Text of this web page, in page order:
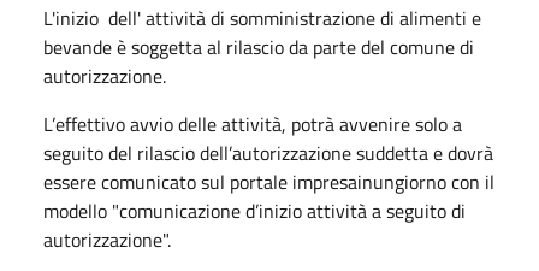
L'inizio dell' attività di somministrazione di alimenti e
bevande è soggetta al rilascio da parte del comune di
autorizzazione.
L’effettivo avvio delle attività, potrà avvenire solo a
seguito del rilascio dell’autorizzazione suddetta e dovrà
essere comunicato sul portale impresainungiorno con il
modello "comunicazione d’inizio attività a seguito di
autorizzazione".